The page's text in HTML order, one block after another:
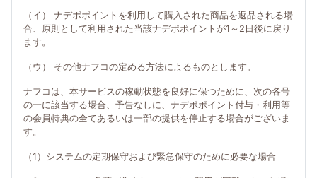
（イ） ナデポポイントを利用して購入された商品を返品される場
合、原則として利用された当該ナデポポイントが1～2日後に戻り
ます。
（ウ） その他ナフコの定める方法によるものとします。
ナフコは、本サービスの稼動状態を良好に保つために、次の各号
の一に該当する場合、予告なしに、ナデポポイント付与・利用等
の会員特典の全てあるいは一部の提供を停止する場合がございま
す。
（1）システムの定期保守および緊急保守のために必要な場合